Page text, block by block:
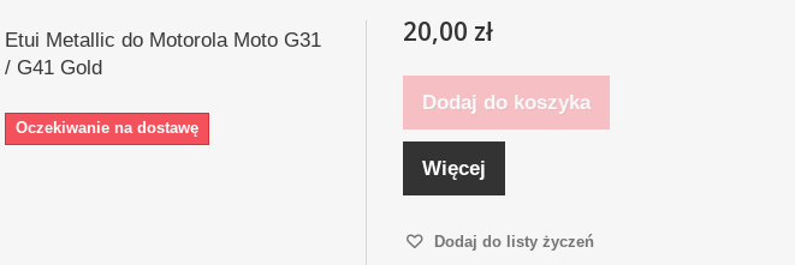
Etui Metallic do Motorola Moto G31
/ G41 Gold
Oczekiwanie na dostawę
20,00 zł
Dodaj do koszyka
Więcej
Dodaj do listy życzeń